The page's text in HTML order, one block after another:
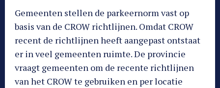
Gemeenten stellen de parkeernorm vast op
basis van de CROW richtlijnen. Omdat CROW
recent de richtlijnen heeft aangepast ontstaat
er in veel gemeenten ruimte. De provincie
vraagt gemeenten om de recente richtlijnen
van het CROW te gebruiken en per locatie